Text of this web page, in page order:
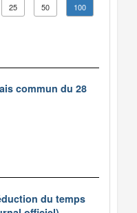
25 50 100
commun du 28
du temps